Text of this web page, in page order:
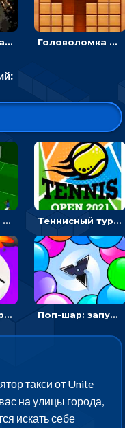
Гиперказуалка Полет демона: парить, чтобы освещать путь и собирать души Головоломка из деревянных блоков: разложить в линии, чтобы убрать
Еврокубок по футболу 2021 в 3D: пасуй мяч и бей по воротам соперника Теннисный турнир: подавать или отбивать шарик ракеткой
Бомба-розыгрыш: передавай и беги – 3D гиперказуалка Поп-шар: запускать колючку, чтобы лопать воздушные шарики
такси от Unite
на улицы города,
искать себе